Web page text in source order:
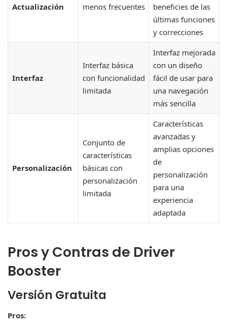
Actualización
menos frecuentes
beneficies de las
últimas funciones
y correcciones
Interfaz
Interfaz básica
con funcionalidad
limitada
Interfaz mejorada
con un diseño
fácil de usar para
una navegación
más sencilla
Personalización
Conjunto de
características
básicas con
personalización
limitada
Características
avanzadas y
amplias opciones
de
personalización
para una
experiencia
adaptada
Pros y Contras de Driver
Booster
Versión Gratuita
Pros: